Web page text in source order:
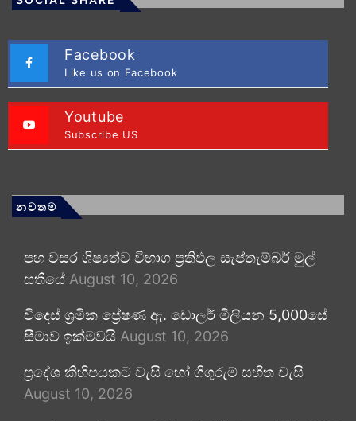
Facebook
Like us on Facebook
Youtube
Subscribe US
නවතම
පහ වසර ශිෂ්‍යත්ව විභාග ප්‍රතිඵල සැප්තැම්බර් මුල්
සතියේ August 10, 2026
විදෙස් ශ්‍රමික ප්‍රේෂණ ඇ. ඩොලර් මිලියන 5,000සේ
සීමාව ඉක්මවයි August 10, 2026
ප්‍රදේශ කිහිපයකට වැසි හෝ ගිගුරුම් සහිත වැසි
August 10, 2026